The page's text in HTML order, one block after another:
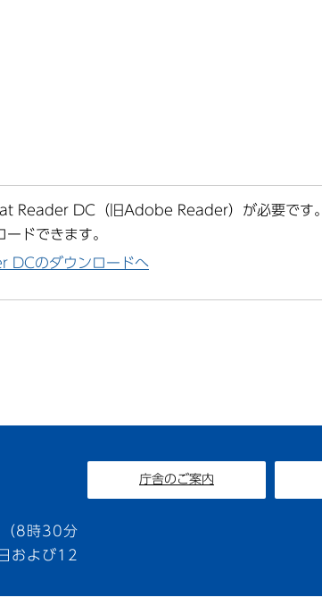
Reader DC（旧Adobe Reader）が必要です。
ドできます。
のダウンロードへ
（8時30分
および12
庁舎のご案内